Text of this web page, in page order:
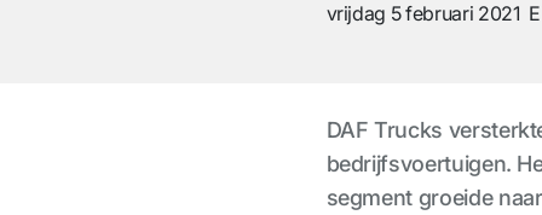
vrijdag 5 februari 2021
DAF Trucks
bedrijfsvoertuigen.
segment groeide